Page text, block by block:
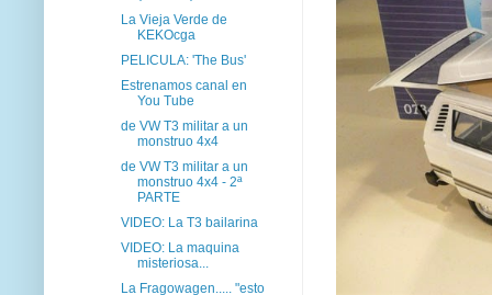
La Vieja Verde de
KEKOcga
PELICULA: 'The Bus'
Estrenamos canal en
You Tube
de VW T3 militar a un
monstruo 4x4
de VW T3 militar a un
monstruo 4x4 - 2ª
PARTE
VIDEO: La T3 bailarina
VIDEO: La maquina
misteriosa...
La Fragowagen..... "esto